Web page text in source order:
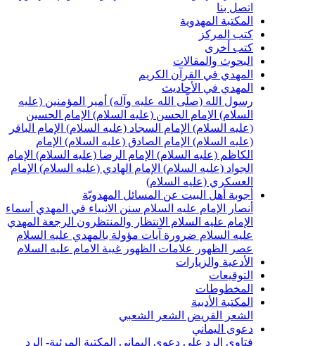
المهدوية
والمقالات
في القرآن الكريم
في الأحاديث
الله (صلّى الله عليه وآله) أمير المؤمنين (عليه
الإمام الحسن (عليه السلام) الإمام الحسين
الإمام السجاد (عليه السلام) الإمام الباقر
الإمام الصادق (عليه السلام) الإمام
(عليه السلام) الإمام الرضا (عليه السلام) الإمام
(عليه السلام) الإمام الهادي (عليه السلام) الإمام
(عليه السلام)
أهل البيت عن المسائل المهدويّة
الإمام عليه السلامسنن الانبياء في المهديأسماء
عليه السلامالانتظار والمنتظرونالرجعةالمهدي
السلام ضرورة آيات مؤولة بالمهدي عليه السلام
علامات الظهورغيبة الامام عليه السلام
والزيارات
الأدبية
الشعر الشعبي
اليماني
الرد على دعوى اليماني المكتبة المرئية- الرد